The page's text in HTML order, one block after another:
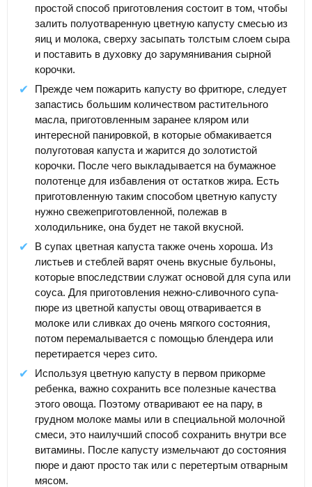
простой способ приготовления состоит в том, чтобы
залить полуотваренную цветную капусту смесью из
яиц и молока, сверху засыпать толстым слоем сыра
и поставить в духовку до зарумянивания сырной
корочки.
Прежде чем пожарить капусту во фритюре, следует
запастись большим количеством растительного
масла, приготовленным заранее кляром или
интересной панировкой, в которые обмакивается
полуготовая капуста и жарится до золотистой
корочки. После чего выкладывается на бумажное
полотенце для избавления от остатков жира. Есть
приготовленную таким способом цветную капусту
нужно свежеприготовленной, полежав в
холодильнике, она будет не такой вкусной.
В супах цветная капуста также очень хороша. Из
листьев и стеблей варят очень вкусные бульоны,
которые впоследствии служат основой для супа или
соуса. Для приготовления нежно-сливочного супа-
пюре из цветной капусты овощ отваривается в
молоке или сливках до очень мягкого состояния,
потом перемалывается с помощью блендера или
перетирается через сито.
Используя цветную капусту в первом прикорме
ребенка, важно сохранить все полезные качества
этого овоща. Поэтому отваривают ее на пару, в
грудном молоке мамы или в специальной молочной
смеси, это наилучший способ сохранить внутри все
витамины. После капусту измельчают до состояния
пюре и дают просто так или с перетертым отварным
мясом.